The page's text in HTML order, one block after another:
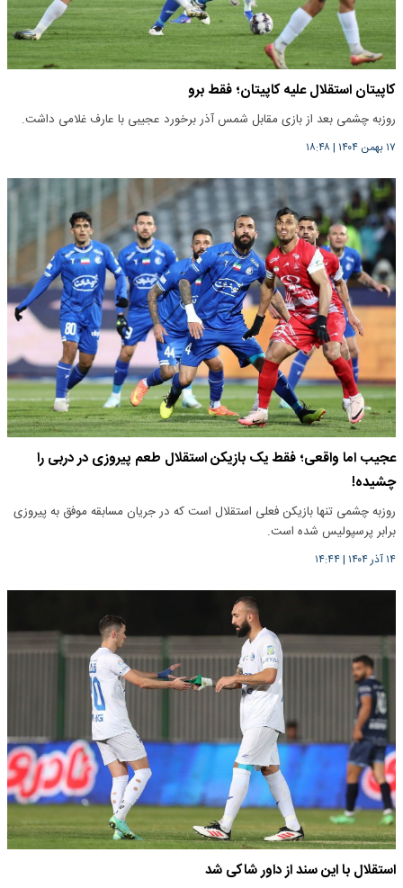
کاپیتان استقلال علیه کاپیتان؛ فقط برو
روزبه چشمی بعد از بازی مقابل شمس آذر برخورد عجیبی با عارف غلامی داشت.
۱۷ بهمن ۱۴۰۴ |۱۸:۴۸
عجیب اما واقعی؛ فقط یک بازیکن استقلال طعم پیروزی در دربی را
چشیده!
روزبه چشمی تنها بازیکن فعلی استقلال است که در جریان مسابقه موفق به پیروزی
برابر پرسپولیس شده است.
۱۴ آذر ۱۴۰۴ |۱۴:۴۴
استقلال با این سند از داور شاکی شد